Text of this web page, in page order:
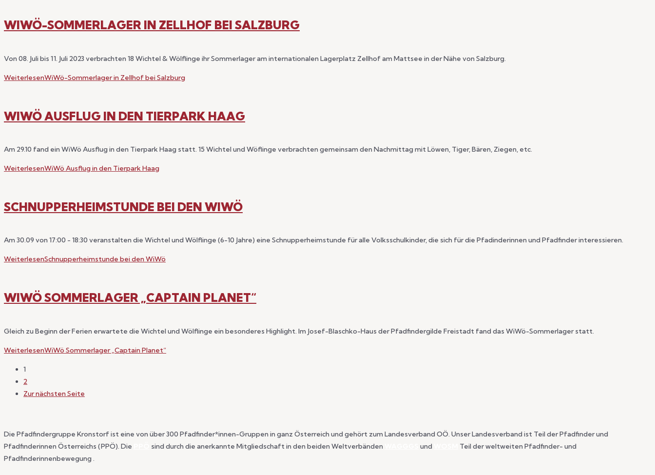
WIWÖ-SOMMERLAGER IN ZELLHOF BEI SALZBURG
Von 08. Juli bis 11. Juli 2023 verbrachten 18 Wichtel & Wölflinge ihr Sommerlager am internationalen Lagerplatz Zellhof am Mattsee in der Nähe von Salzburg.
WeiterlesenWiWö-Sommerlager in Zellhof bei Salzburg
WIWÖ AUSFLUG IN DEN TIERPARK HAAG
Am 29.10 fand ein WiWö Ausflug in den Tierpark Haag statt. 15 Wichtel und Wöflinge verbrachten gemeinsam den Nachmittag mit Löwen, Tiger, Bären, Ziegen, etc.
WeiterlesenWiWö Ausflug in den Tierpark Haag
SCHNUPPERHEIMSTUNDE BEI DEN WIWÖ
Am 30.09 von 17:00 - 18:30 veranstalten die Wichtel und Wölflinge (6-10 Jahre) eine Schnupperheimstunde für alle Volksschulkinder, die sich für die Pfadinderinnen und Pfadfinder interessieren.
WeiterlesenSchnupperheimstunde bei den WiWö
WIWÖ SOMMERLAGER „CAPTAIN PLANET“
Gleich zu Beginn der Ferien erwartete die Wichtel und Wölflinge ein besonderes Highlight. Im Josef-Blaschko-Haus der Pfadfindergilde Freistadt fand das WiWö-Sommerlager statt.
WeiterlesenWiWö Sommerlager „Captain Planet“
1
2
Zur nächsten Seite
Die Pfadfindergruppe Kronstorf ist eine von über 300 Pfadfinder*innen-Gruppen in ganz Österreich und gehört zum Landesverband OÖ. Unser Landesverband ist Teil der Pfadfinder und
Pfadfinderinnen Österreichs (PPÖ). Die
sind durch die anerkannte Mitgliedschaft in den beiden Weltverbänden und
Teil der weltweiten Pfadfinder- und
Pfadfinderinnenbewegung .